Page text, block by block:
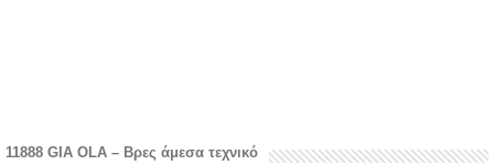
11888 GIA OLA – Βρες άμεσα τεχνικό